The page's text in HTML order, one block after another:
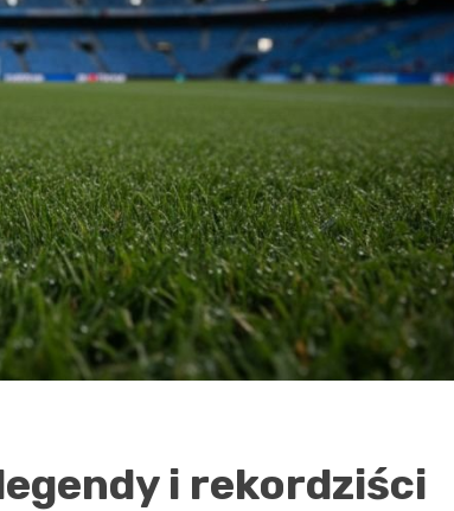
i rekordziści